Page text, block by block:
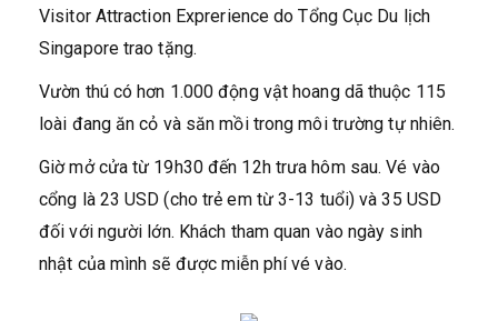
Visitor Attraction Exprerience do Tổng Cục Du lịch
Singapore trao tặng.
Vườn thú có hơn 1.000 động vật hoang dã thuộc 115
loài đang ăn cỏ và săn mồi trong môi trường tự nhiên.
Giờ mở cửa từ 19h30 đến 12h trưa hôm sau. Vé vào
cổng là 23 USD (cho trẻ em từ 3-13 tuổi) và 35 USD
đối với người lớn. Khách tham quan vào ngày sinh
nhật của mình sẽ được miễn phí vé vào.